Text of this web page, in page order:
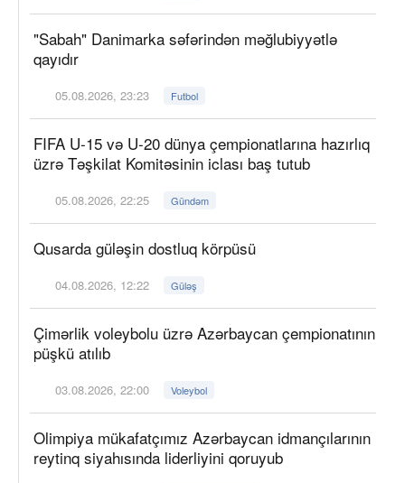
"Sabah" Danimarka səfərindən məğlubiyyətlə
qayıdır
05.08.2026, 23:23 Futbol
FIFA U-15 və U-20 dünya çempionatlarına hazırlıq
üzrə Təşkilat Komitəsinin iclası baş tutub
05.08.2026, 22:25 Gündəm
Qusarda güləşin dostluq körpüsü
04.08.2026, 12:22 Güləş
Çimərlik voleybolu üzrə Azərbaycan çempionatının
püşkü atılıb
03.08.2026, 22:00 Voleybol
Olimpiya mükafatçımız Azərbaycan idmançılarının
reytinq siyahısında liderliyini qoruyub